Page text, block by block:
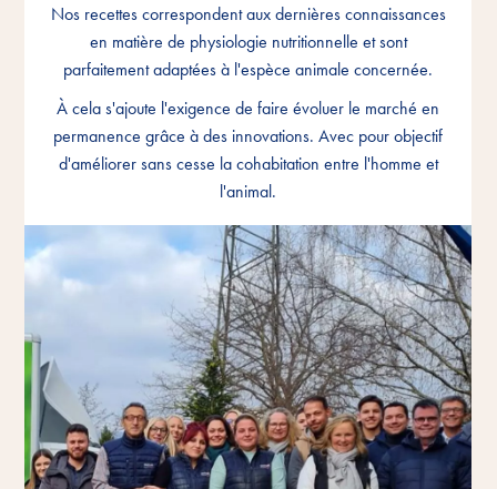
Nos recettes correspondent aux dernières connaissances
en matière de physiologie nutritionnelle et sont
parfaitement adaptées à l'espèce animale concernée.
À cela s'ajoute l'exigence de faire évoluer le marché en
permanence grâce à des innovations. Avec pour objectif
d'améliorer sans cesse la cohabitation entre l'homme et
l'animal.
Nos recettes correspondent aux dernières connaissances
en matière de physiologie nutritionnelle et sont
parfaitement adaptées à l'espèce animale concernée.
À cela s'ajoute l'exigence de faire évoluer le marché en
permanence grâce à des innovations. Avec pour objectif
d'améliorer sans cesse la cohabitation entre l'homme et
l'animal.
Nos recettes correspondent aux dernières connaissances
en matière de physiologie nutritionnelle et sont
parfaitement adaptées à l'espèce animale concernée.
À cela s'ajoute l'exigence de faire évoluer le marché en
permanence grâce à des innovations. Avec pour objectif
d'améliorer sans cesse la cohabitation entre l'homme et
l'animal.